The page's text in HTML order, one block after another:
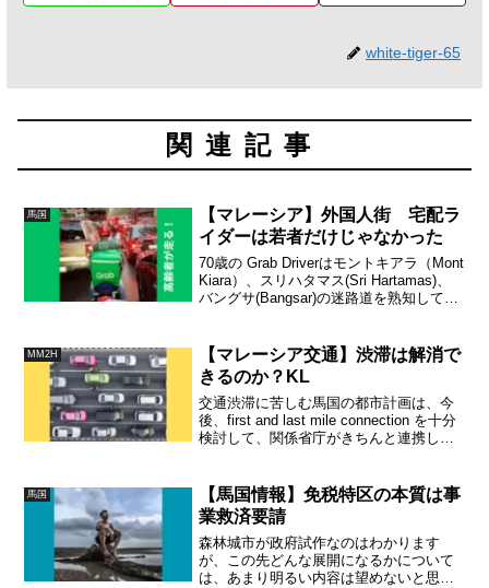
white-tiger-65
関連記事
馬国
【マレーシア】外国人街 宅配ラ
イダーは若者だけじゃなかった
70歳の Grab Driverはモントキアラ（Mont
Kiara）、スリハタマス(Sri Hartamas)、
バングサ(Bangsar)の迷路道を熟知してい
つかないレストランやコンドミニアムの
場所の特定に困ることはないそうです。
MM2H
【マレーシア交通】渋滞は解消で
きるのか？KL
交通渋滞に苦しむ馬国の都市計画は、今
後、first and last mile connection を十分
検討して、関係省庁がきちんと連携した
ます。力強いリーダーシップが望まれま
す。
馬国
【馬国情報】免税特区の本質は事
業救済要請
森林城市が政府試作なのはわかります
が、この先どんな展開になるかについて
は、あまり明るい内容は望めないと思い